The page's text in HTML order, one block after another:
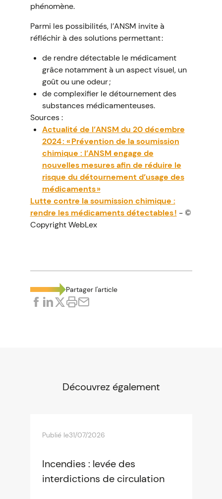
phénomène.
Parmi les possibilités, l’ANSM invite à
réfléchir à des solutions permettant :
de rendre détectable le médicament
grâce notamment à un aspect visuel, un
goût ou une odeur ;
de complexifier le détournement des
substances médicamenteuses.
Sources :
Actualité de l’ANSM du 20 décembre
2024 : « Prévention de la soumission
chimique : l’ANSM engage de
nouvelles mesures afin de réduire le
risque du détournement d’usage des
médicaments »
Lutte contre la soumission chimique :
rendre les médicaments détectables ! - ©
Copyright WebLex
Partager l'article
Découvrez également
Publié le31/07/2026
Incendies : levée des
interdictions de circulation